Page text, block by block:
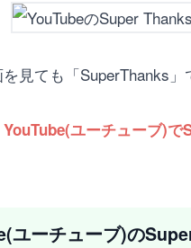
見ても「SuperThanks
YouTube(ユーチューブ)
ユーチューブ)の